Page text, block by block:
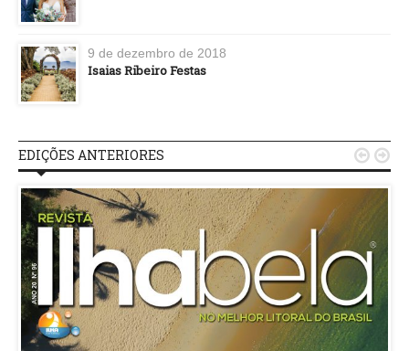
9 de dezembro de 2018
Isaias Ribeiro Festas
EDIÇÕES ANTERIORES  